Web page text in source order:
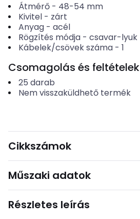
Átmérő- 48-54 mm
Kivitel- zárt
Anyag- acél
Rögzítés módja- csavar-lyuk
Kábelek/csövek száma- 1
Csomagolás és feltételek
25 darab
Nem visszaküldhető termék
Cikkszámok
Műszaki adatok
Részletes leírás